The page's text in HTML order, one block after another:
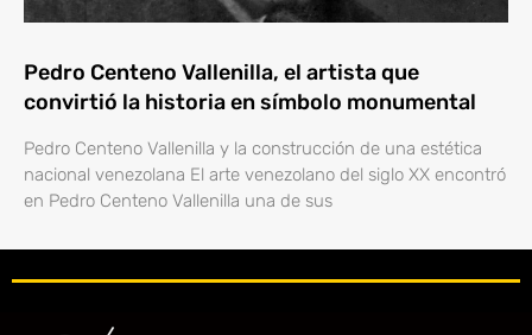
Pedro Centeno Vallenilla, el artista que
convirtió la historia en símbolo monumental
Pedro Centeno Vallenilla y la construcción de una estética
nacional venezolana El arte venezolano del siglo XX encontró
en Pedro Centeno Vallenilla una de sus